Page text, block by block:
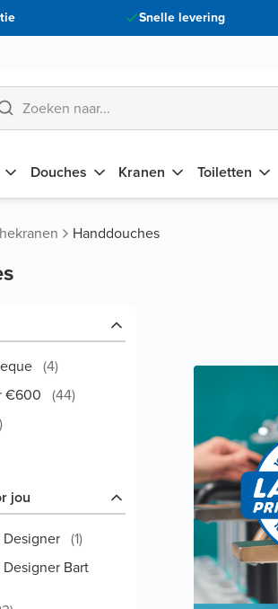
Snelle levering
Douches Kranen Toiletten
Handdouches
(4)
€600 (44)
)
jou
(1)
Bart